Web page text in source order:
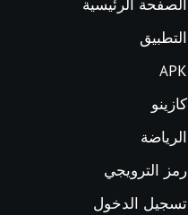
الصفحة الرئيسية
التطبيق
APK
كازينو
الرياضة
رمز الترويجي
تسجيل الدخول